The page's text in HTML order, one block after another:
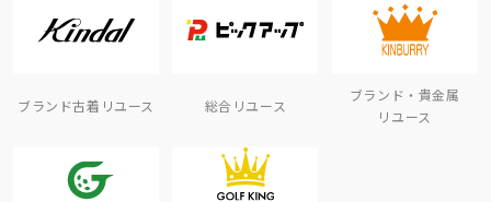
ブランド古着リユース 総合リユース
ブランド・貴金属
リユース